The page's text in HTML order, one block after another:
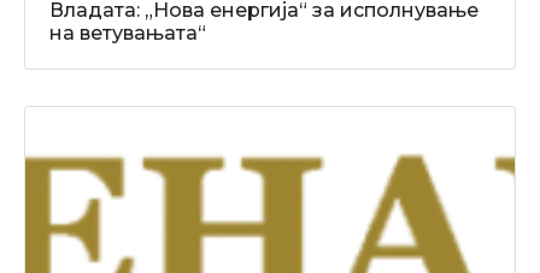
Владата: „Нова енергија“ за исполнување
на ветувањата“